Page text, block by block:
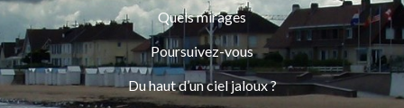
Quels mirages
Poursuivez-vous
Du haut d’un ciel jaloux ?